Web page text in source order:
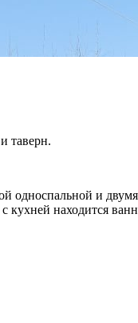
таверн.
односпальной и
находится